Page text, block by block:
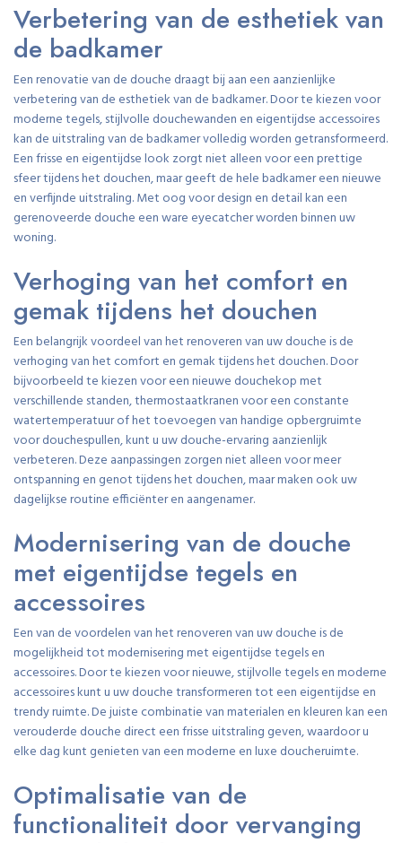
Verbetering van de esthetiek van
de badkamer
Een renovatie van de douche draagt bij aan een aanzienlijke
verbetering van de esthetiek van de badkamer. Door te kiezen voor
moderne tegels, stijlvolle douchewanden en eigentijdse accessoires
kan de uitstraling van de badkamer volledig worden getransformeerd.
Een frisse en eigentijdse look zorgt niet alleen voor een prettige
sfeer tijdens het douchen, maar geeft de hele badkamer een nieuwe
en verfijnde uitstraling. Met oog voor design en detail kan een
gerenoveerde douche een ware eyecatcher worden binnen uw
woning.
Verhoging van het comfort en
gemak tijdens het douchen
Een belangrijk voordeel van het renoveren van uw douche is de
verhoging van het comfort en gemak tijdens het douchen. Door
bijvoorbeeld te kiezen voor een nieuwe douchekop met
verschillende standen, thermostaatkranen voor een constante
watertemperatuur of het toevoegen van handige opbergruimte
voor douchespullen, kunt u uw douche-ervaring aanzienlijk
verbeteren. Deze aanpassingen zorgen niet alleen voor meer
ontspanning en genot tijdens het douchen, maar maken ook uw
dagelijkse routine efficiënter en aangenamer.
Modernisering van de douche
met eigentijdse tegels en
accessoires
Een van de voordelen van het renoveren van uw douche is de
mogelijkheid tot modernisering met eigentijdse tegels en
accessoires. Door te kiezen voor nieuwe, stijlvolle tegels en moderne
accessoires kunt u uw douche transformeren tot een eigentijdse en
trendy ruimte. De juiste combinatie van materialen en kleuren kan een
verouderde douche direct een frisse uitstraling geven, waardoor u
elke dag kunt genieten van een moderne en luxe doucheruimte.
Optimalisatie van de
functionaliteit door vervanging